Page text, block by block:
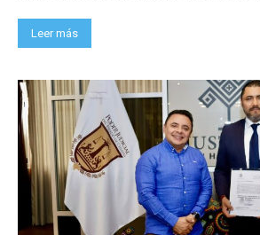
Leer más